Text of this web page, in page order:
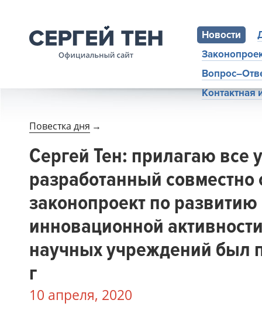
Новости
Повестка дня →
Сергей Тен: прилагаю все
разработанный
законопроект по развитию
инновационной
научных учреждений был
г
10 апреля, 2020